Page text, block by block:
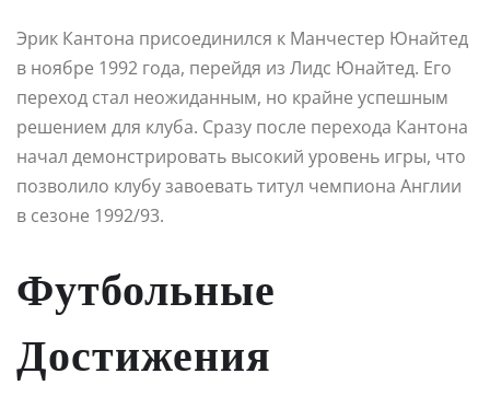
Эрик Кантона присоединился к Манчестер Юнайтед
в ноябре 1992 года, перейдя из Лидс Юнайтед. Его
переход стал неожиданным, но крайне успешным
решением для клуба. Сразу после перехода Кантона
начал демонстрировать высокий уровень игры, что
позволило клубу завоевать титул чемпиона Англии
в сезоне 1992/93.
Футбольные
Достижения